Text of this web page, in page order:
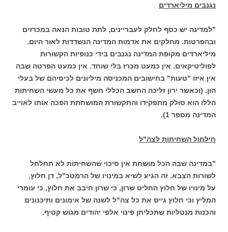
נגנבים מיליארדים
"למדינה יש כסף לחלק לעבריינים, לתת טובות הנאה במכרזים
ובהפרטות. מחלקים את אדמות המדינה הנשדדות לאור היום.
מיליארדים מקופת המדינה נגנבים בידי כנופיות הקשורות
לפוליטיקאים. אין כמעט מכרז בלי שוחד. אין כמעט הפרטה שבה
אין איזו "טעות" בחישובים המכניסה מיליונים לכיסיהם של בעלי
הון. (וכאשר ירון זליכה החשב הכללי חשף את כל מעשי השחיתות
הללו הוא סולק מתפקידו והתקשורת המושחתת הפכה אותו לאוייב
המדינה מספר 1).
חילחול השחיתות לצה"ל
"במדינה שבה הכל מושחת אין סיכוי שהשחיתות לא תחלחל
לשורות הצבא. זה הגיע לשיא במינויו של הרמטכ"ל, דן חלוץ.
על מינויו של חלוץ החליט שרון, כי שרון חיבב את חלוץ, כי עומרי
המליץ וכי חלוץ גייס את כל צה"ל לשנה של אימונים ותיכנונים
והכנות מנטליות שתכליתן פינוי אלפי יהודים מגוש קטיף.